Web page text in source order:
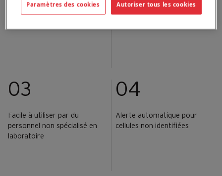
Résultats en seulement
5 minutes
10 µL d’échantillon capillaire
ou veineux
03
Facile à utiliser par du
personnel non spécialisé en
laboratoire
04
Alerte automatique pour
cellules non identifiées
Paramètres des cookies Autoriser tous les cookies